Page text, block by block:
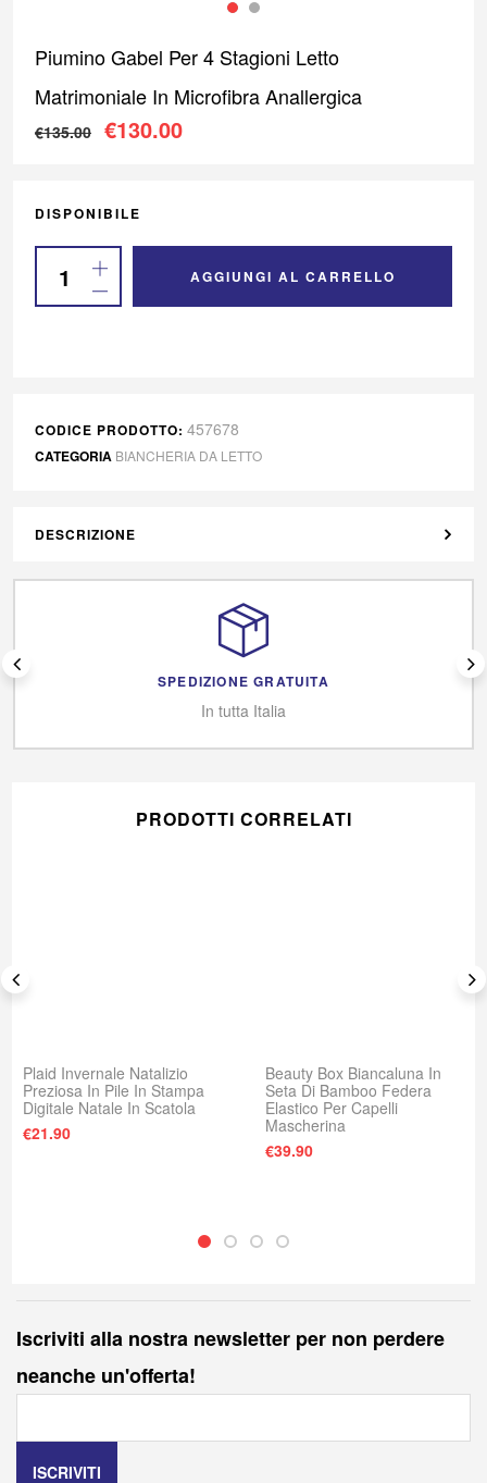
Piumino Gabel Per 4 Stagioni Letto
Matrimoniale In Microfibra Anallergica
€135.00 Il prezzo originale era: €135.00.
€130.00
DISPONIBILE
AGGIUNGI AL CARRELLO
CODICE PRODOTTO: 457678
CATEGORIA BIANCHERIA DA LETTO
DESCRIZIONE
SPEDIZIONE GRATUITA
In tutta Italia
PRODOTTI CORRELATI
Plaid Invernale Natalizio
Preziosa In Pile In Stampa
Digitale Natale In Scatola
€21.90
Beauty Box Biancaluna In
Seta Di Bamboo Federa
Elastico Per Capelli
Mascherina
€39.90
Iscriviti alla nostra newsletter per non perdere
neanche un'offerta!